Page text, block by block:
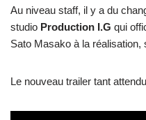
Au niveau staff, il y a du
studio Production I.G qui
Sato Masako à la
Le nouveau trailer tant